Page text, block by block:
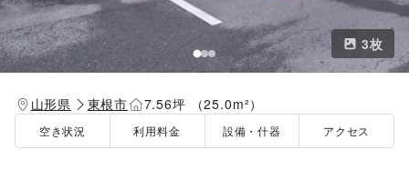
3枚
山形県 東根市 7.56坪 （25.0m²）
空き状況 利用料金 設備・什器 アクセス